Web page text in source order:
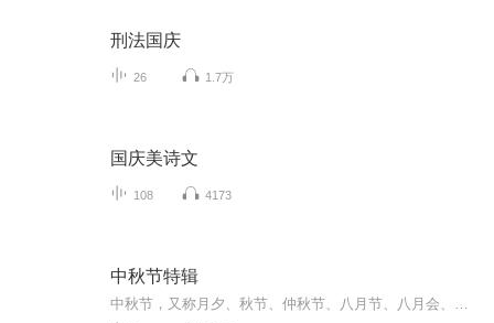
刑法国庆
26 1.7万
国庆美诗文
108 4173
中秋节特辑